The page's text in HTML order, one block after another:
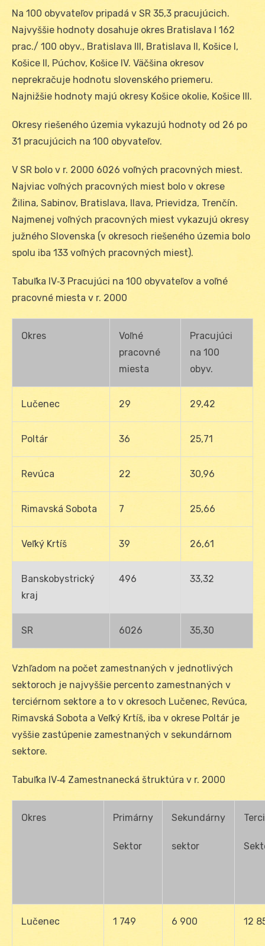
Na 100 obyvateľov pripadá v SR 35,3 pracujúcich.
Najvyššie hodnoty dosahuje okres Bratislava I 162
prac./ 100 obyv., Bratislava III, Bratislava II, Košice I,
Košice II, Púchov, Košice IV. Väčšina okresov
neprekračuje hodnotu slovenského priemeru.
Najnižšie hodnoty majú okresy Košice okolie, Košice III.
Okresy riešeného územia vykazujú hodnoty od 26 po
31 pracujúcich na 100 obyvateľov.
V SR bolo v r. 2000 6026 voľných pracovných miest.
Najviac voľných pracovných miest bolo v okrese
Žilina, Sabinov, Bratislava, Ilava, Prievidza, Trenčín.
Najmenej voľných pracovných miest vykazujú okresy
južného Slovenska (v okresoch riešeného územia bolo
spolu iba 133 voľných pracovných miest).
Tabuľka IV‑3 Pracujúci na 100 obyvateľov a voľné
pracovné miesta v r. 2000
Okres
Voľné
pracovné
miesta
Pracujúci
na 100
obyv.
Lučenec 29 29,42
Poltár 36 25,71
Revúca 22 30,96
Rimavská Sobota 7 25,66
Veľký Krtíš 39 26,61
Banskobystrický
kraj
496 33,32
SR 6026 35,30
Vzhľadom na počet zamestnaných v jednotlivých
sektoroch je najvyššie percento zamestnaných v
terciérnom sektore a to v okresoch Lučenec, Revúca,
Rimavská Sobota a Veľký Krtíš, iba v okrese Poltár je
vyššie zastúpenie zamestnaných v sekundárnom
sektore.
Tabuľka IV‑4 Zamestnanecká štruktúra v r. 2000
Okres Primárny
Sektor
Sekundárny
sektor
Lučenec 1 749 6 900 12